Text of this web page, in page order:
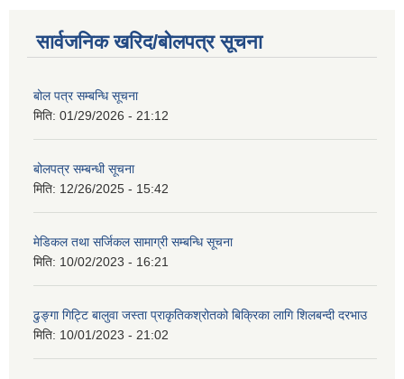
सार्वजनिक खरिद/बोलपत्र सूचना
बोल पत्र सम्बन्धि सूचना
मिति: 01/29/2026 - 21:12
बोलपत्र सम्बन्धी सूचना
मिति: 12/26/2025 - 15:42
मेडिकल तथा सर्जिकल सामाग्री सम्बन्धि सूचना
मिति: 10/02/2023 - 16:21
ढुङ्गा गिट्टि बालुवा जस्ता प्राकृतिकश्रोतको बिक्रिका लागि शिलबन्दी दरभाउ
मिति: 10/01/2023 - 21:02